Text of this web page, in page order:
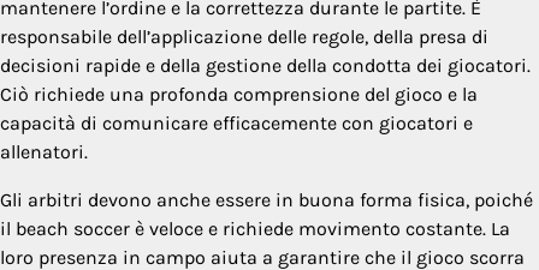
mantenere l’ordine e la correttezza durante le partite. È
responsabile dell’applicazione delle regole, della presa di
decisioni rapide e della gestione della condotta dei giocatori.
Ciò richiede una profonda comprensione del gioco e la
capacità di comunicare efficacemente con giocatori e
allenatori.
Gli arbitri devono anche essere in buona forma fisica, poiché
il beach soccer è veloce e richiede movimento costante. La
loro presenza in campo aiuta a garantire che il gioco scorra